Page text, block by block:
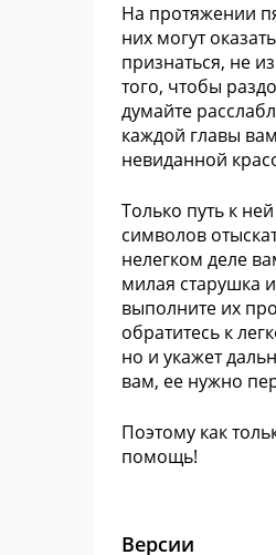
На протяжении
них могут
признаться, не
того, чтобы
думайте
каждой главы
невиданной
Только путь к
символов
нелегком деле
милая старушка
выполните их
обратитесь к
но и укажет
вам, ее нужно
Поэтому как
помощь!
Версии